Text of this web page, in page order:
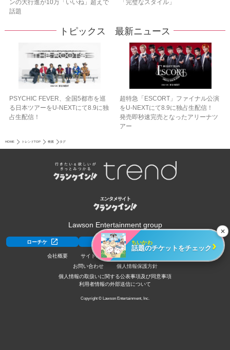
✕
ちいかわ
話題のチケットをチェック ›
ンの大行進が10万「いいね」超えで
話題
「完璧なスタイル」
トピックス 最新ニュース
PSYCHIC FEVER、全国5都市を巡
る日本ツアーをU‐NEXTにて8.9に独
占生配信！
超特急「ESCORT」ファイナル公演
をU-NEXTにて8.9に独占生配信！
発売即秒速完売となったアリーナツ
アー
HOME トレンドTOP 検索 タグ
Lawson Entertainment group
ローチケ ローチケ[旅行]
会社概要 サイトポリシー
お問い合わせ
個人情報保護方針
個人情報の取扱いに関する公表事項及び同意事項
利用者情報の外部送信について
Copyright © Lawson Entertainment, Inc.